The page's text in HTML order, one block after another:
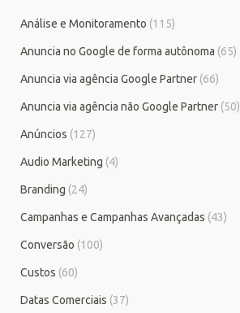
Análise e Monitoramento (115)
Anuncia no Google de forma autônoma (65)
Anuncia via agência Google Partner (66)
Anuncia via agência não Google Partner (50)
Anúncios (127)
Audio Marketing (4)
Branding (24)
Campanhas e Campanhas Avançadas (43)
Conversão (100)
Custos (60)
Datas Comerciais (37)